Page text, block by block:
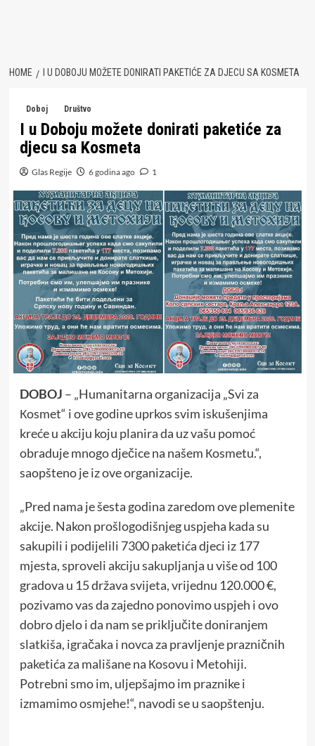
HOME I U DOBOJU MOŽETE DONIRATI PAKETIĆE ZA DJECU SA KOSMETA
Doboj Društvo
I u Doboju možete donirati paketiće za
djecu sa Kosmeta
Glas Regije 6 godina ago 1
DOBOJ – „Humanitarna organizacija „Svi za
Кosmet“ i ove godine uprkos svim iskušenjima
kreće u akciju koju planira da uz vašu pomoć
obraduje mnogo dječice na našem Кosmetu.“,
saopšteno je iz ove organizacije.
„Pred nama je šesta godina zaredom ove plemenite
akcije. Nakon prošlogodišnjeg uspjeha kada su
sakupili i podijelili 7300 paketića djeci iz 177
mjesta, sproveli akciju sakupljanja u više od 100
gradova u 15 država svijeta, vrijednu 120.000 €,
pozivamo vas da zajedno ponovimo uspjeh i ovo
dobro djelo i da nam se priključite doniranjem
slatkiša, igračaka i novca za pravljenje prazničnih
paketića za mališane na Кosovu i Metohiji.
Potrebni smo im, uljepšajmo im praznike i
izmamimo osmjehe!“, navodi se u saopštenju.